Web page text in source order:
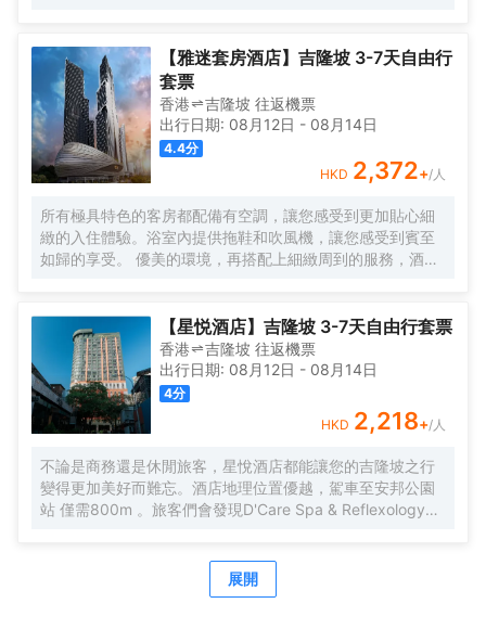
僅僅是逗留，找到一種生活，工作和娛樂的生活方式。
【雅迷套房酒店】吉隆坡 3-7天自由行
套票
香港 吉隆坡 往返機票
出行日期: 08月12日 - 08月14日
4.4分
HKD 2,372+/人
所有極具特色的客房都配備有空調，讓您感受到更加貼心細
緻的入住體驗。浴室內提供拖鞋和吹風機，讓您感受到賓至
如歸的享受。 優美的環境，再搭配上細緻周到的服務，酒店
【星悦酒店】吉隆坡 3-7天自由行套票
香港 吉隆坡 往返機票
出行日期: 08月12日 - 08月14日
4分
HKD 2,218+/人
不論是商務還是休閒旅客，星悅酒店都能讓您的吉隆坡之行
變得更加美好而難忘。酒店地理位置優越，駕車至安邦公園
站 僅需800m 。旅客們會發現D'Care Spa & Reflexology、
客，酒店還為您提供了瓶裝水。除此之外，配備有拖鞋和24
小時熱水的浴室是您消除一天疲勞的好地方。在空閒的時
展開